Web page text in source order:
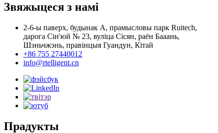
Звяжыцеся з намі
2-6-ы паверх, будынак А, прамысловы парк Ruitech,
дарога Сін'юй № 23, вуліца Сісян, раён Бааань,
Шэньчжэнь, правінцыя Гуандун, Кітай
+86 755 27440012
info@rtelligent.cn
Прадукты